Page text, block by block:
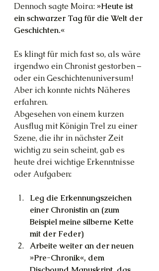
Dennoch sagte Moira: »Heute ist
ein schwarzer Tag für die Welt der
Geschichten.«
Es klingt für mich fast so, als wäre
irgendwo ein Chronist gestorben –
oder ein Geschichtenuniversum!
Aber ich konnte nichts Näheres
erfahren.
Abgesehen von einem kurzen
Ausflug mit Königin Trel zu einer
Szene, die ihr in nächster Zeit
wichtig zu sein scheint, gab es
heute drei wichtige Erkenntnisse
oder Aufgaben:
Leg die Erkennungszeichen
einer Chronistin an (zum
Beispiel meine silberne Kette
mit der Feder)
Arbeite weiter an der neuen
»Pre-Chronik«, dem